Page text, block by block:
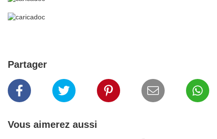
Partager
Vous aimerez aussi